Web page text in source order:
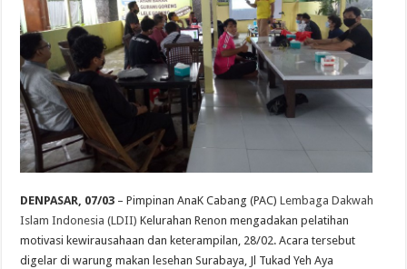
DENPASAR, 07/03 – Pimpinan AnaK Cabang (PAC)Lembaga Dakwah
Islam Indonesia (LDII) Kelurahan Renon mengadakan pelatihan
motivasi kewirausahaan dan keterampilan, 28/02. Acara tersebut
digelar di warung makan lesehan Surabaya, Jl Tukad Yeh Aya